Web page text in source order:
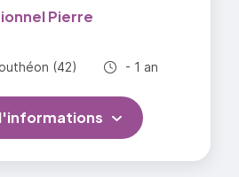
Pierre
(42) Durée totale :
- 1 an